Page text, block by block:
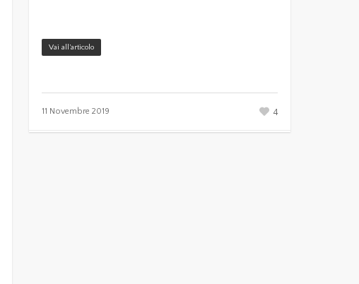
Vai all’articolo
11 Novembre 2019 4